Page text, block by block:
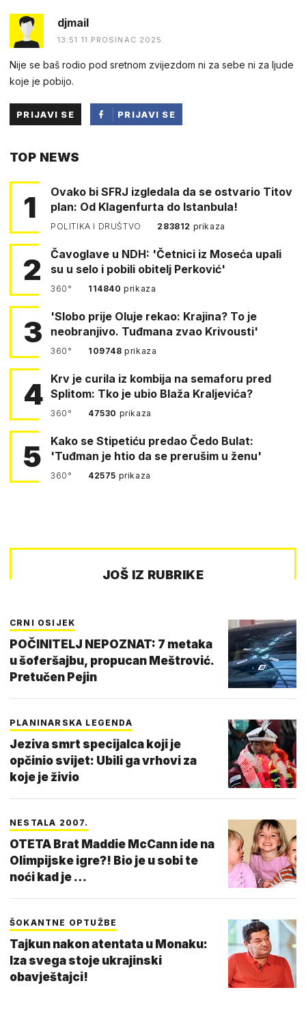
djmail
13:51 11.PROSINAC 2025.
Nije se baš rodio pod sretnom zvijezdom ni za sebe ni za ljude
koje je pobijo.
PRIJAVI SE
PRIJAVI SE
TOP NEWS
1
Ovako bi SFRJ izgledala da se ostvario Titov
plan: Od Klagenfurta do Istanbula!
POLITIKA I DRUŠTVO 283812 prikaza
2
Čavoglave u NDH: 'Četnici iz Moseća upali
su u selo i pobili obitelj Perković'
360° 114840prikaza
3
'Slobo prije Oluje rekao: Krajina? To je
neobranjivo. Tuđmana zvao Krivousti'
360° 109748prikaza
4 Krv je curila iz kombija na semaforu pred
Splitom: Tko je ubio Blaža Kraljevića?
360° 47530 prikaza
5
Kako se Stipetiću predao Čedo Bulat:
'Tuđman je htio da se prerušim u ženu'
360° 42575 prikaza
JOŠ IZ RUBRIKE
CRNI OSIJEK
POČINITELJ NEPOZNAT: 7 metaka
u šoferšajbu, propucan Meštrović.
Pretučen Pejin
PLANINARSKA LEGENDA
Jeziva smrt specijalca koji je
opčinio svijet: Ubili ga vrhovi za
koje je živio
NESTALA 2007.
OTETA Brat Maddie McCann ide na
Olimpijske igre?! Bio je u sobi te
noći kad je …
ŠOKANTNE OPTUŽBE
Tajkun nakon atentata u Monaku:
Iza svega stoje ukrajinski
obavještajci!